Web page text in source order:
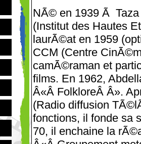
NÃ© en 1939 Ã
(Institut des Hautes
laurÃ©at en 1959
CCM (Centre
camÃ©raman et
films. En 1962,
Â«Â FolkloreÂ Â».
(Radio diffusion
fonctions, il fonde sa
70, il enchaine la